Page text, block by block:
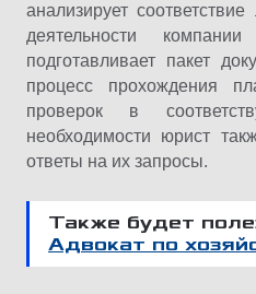
анализирует
деятельности
подготавливает пакет
процесс прохождения
проверок в
необходимости юрист
ответы на их запросы.
Также будет
Адвокат по